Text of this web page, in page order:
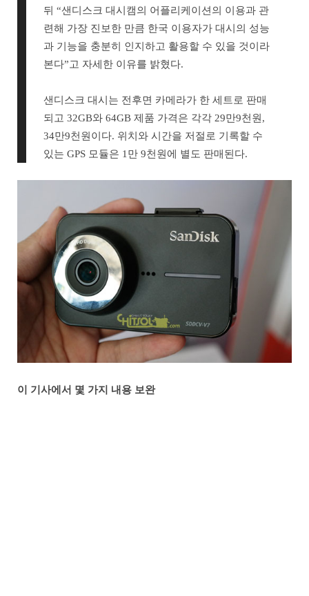
뒤 “샌디스크 대시캠의 어플리케이션의 이용과 관
련해 가장 진보한 만큼 한국 이용자가 대시의 성능
과 기능을 충분히 인지하고 활용할 수 있을 것이라
본다”고 자세한 이유를 밝혔다.
샌디스크 대시는 전후면 카메라가 한 세트로 판매
되고 32GB와 64GB 제품 가격은 각각 29만9천원,
34만9천원이다. 위치와 시간을 저절로 기록할 수
있는 GPS 모듈은 1만 9천원에 별도 판매된다.
이 기사에서 몇 가지 내용 보완